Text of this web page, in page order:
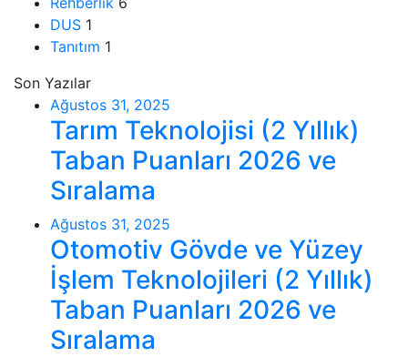
DUS 1
Tanıtım 1
Son Yazılar
Ağustos 31, 2025
Tarım Teknolojisi (2 Yıllık)
Taban Puanları 2026 ve
Sıralama
Ağustos 31, 2025
Otomotiv Gövde ve Yüzey
İşlem Teknolojileri (2 Yıllık)
Taban Puanları 2026 ve
Sıralama